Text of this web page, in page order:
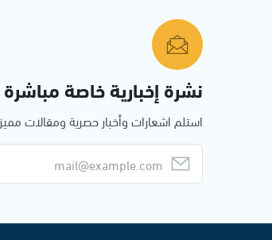
نشرة إخبارية خاصة مباشرة
استلم اشعارات وأخبار حصرية ومقالات